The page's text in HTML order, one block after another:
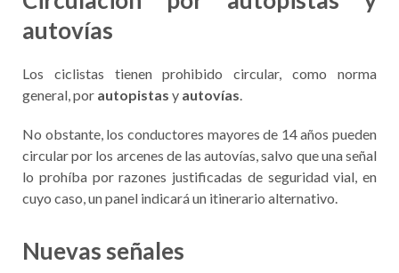
autovías
Los ciclistas tienen prohibido circular, como norma
general, por autopistas y autovías.
No obstante, los conductores mayores de 14 años pueden
circular por los arcenes de las autovías, salvo que una señal
lo prohíba por razones justificadas de seguridad vial, en
cuyo caso, un panel indicará un itinerario alternativo.
Nuevas señales